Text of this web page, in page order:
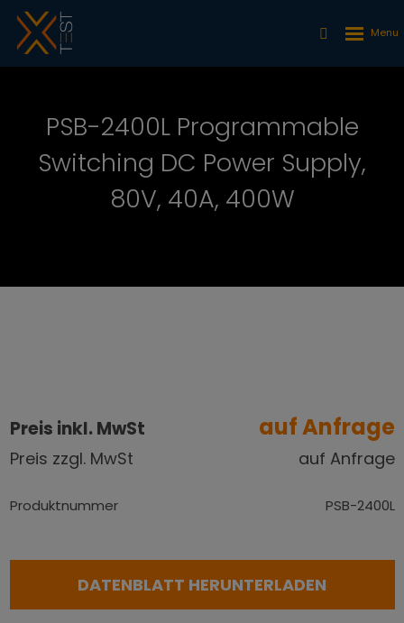
PSB-2400L Programmable
Switching DC Power Supply,
80V, 40A, 400W
Preis inkl. MwSt auf Anfrage
Preis zzgl. MwSt auf Anfrage
Produktnummer PSB-2400L
DATENBLATT HERUNTERLADEN